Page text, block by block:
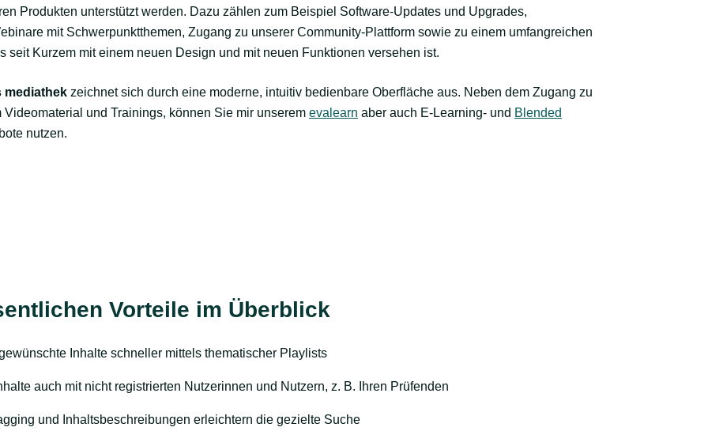
Produkten unterstützt werden. Dazu zählen zum Beispiel Software-Updates und Upgrades,
mit Schwerpunktthemen, Zugang zu unserer Community-Plattform sowie zu einem umfangreichen
seit Kurzem mit einem neuen Design und mit neuen Funktionen versehen ist.
mediathek zeichnet sich durch eine moderne, intuitiv bedienbare Oberfläche aus. Neben dem Zugang zu
Videomaterial und Trainings, können Sie mir unserem evalearn aber auch E-Learning- und Blended
nutzen.
Vorteile im Überblick
Inhalte schneller mittels thematischer Playlists
auch mit nicht registrierten Nutzerinnen und Nutzern, z. B. Ihren Prüfenden
und Inhaltsbeschreibungen erleichtern die gezielte Suche